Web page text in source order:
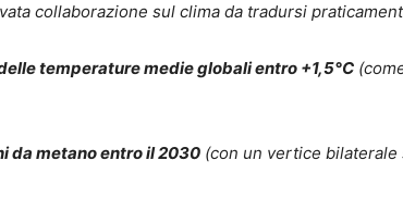
collaborazione sul clima da tradursi
temperature medie globali entro +1,5°C
da metano entro il 2030 (con un vertice bilaterale